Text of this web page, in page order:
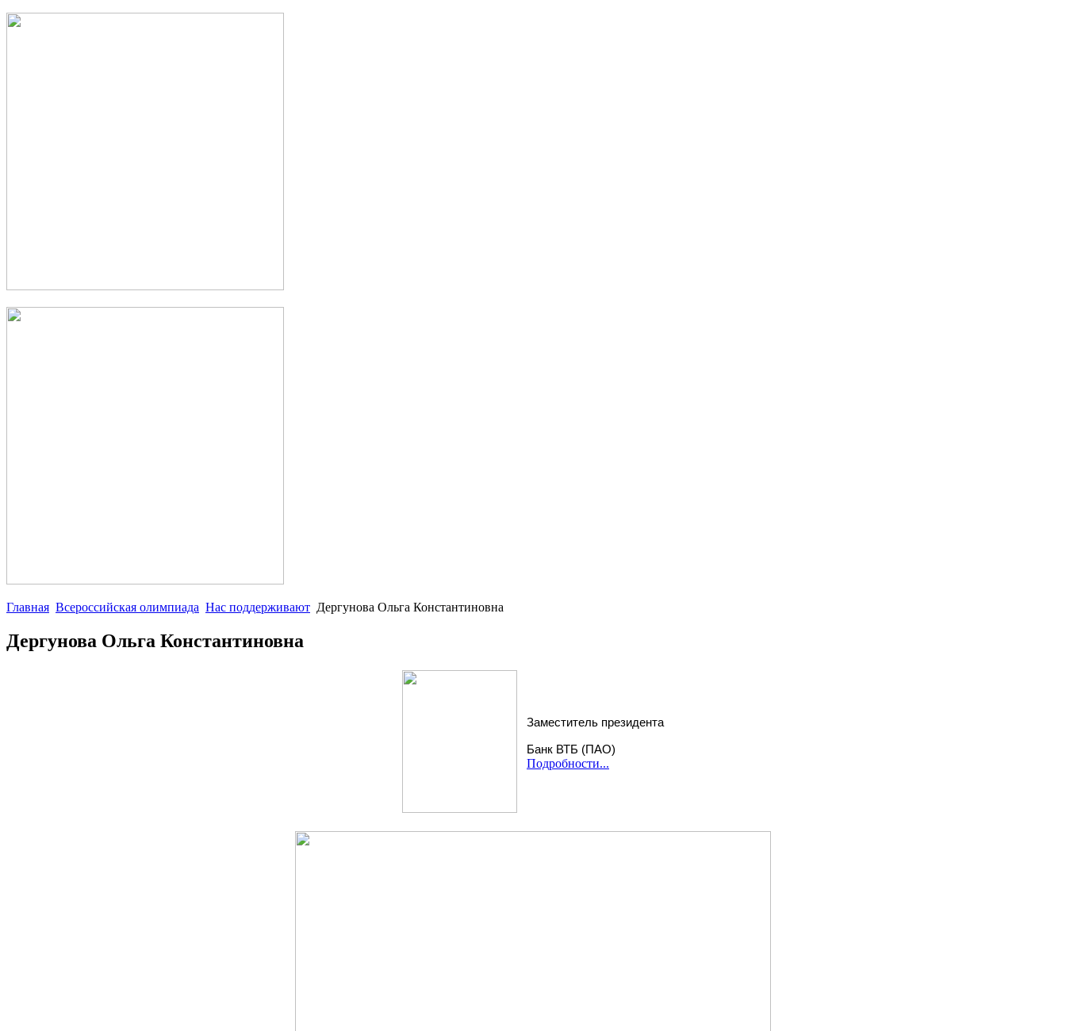
Главная Всероссийская олимпиада Нас поддерживают Дергунова Ольга Константиновна
Дергунова Ольга Константиновна
Заместитель президента
Банк ВТБ (ПАО)
Подробности...